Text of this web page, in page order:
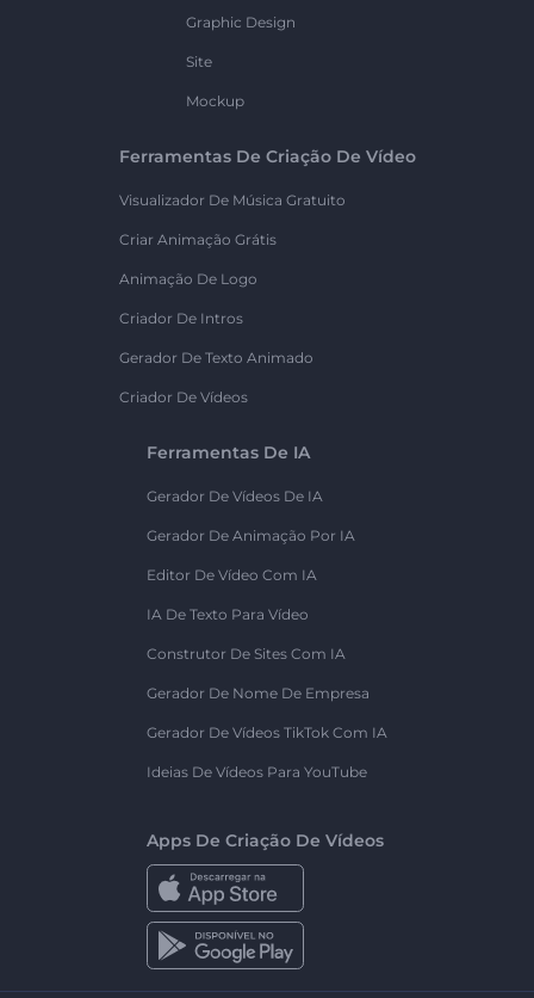
Graphic Design
Site
Mockup
Ferramentas De Criação De Vídeo
Visualizador De Música Gratuito
Criar Animação Grátis
Animação De Logo
Criador De Intros
Gerador De Texto Animado
Criador De Vídeos
Ferramentas De IA
Gerador De Vídeos De IA
Gerador De Animação Por IA
Editor De Vídeo Com IA
IA De Texto Para Vídeo
Construtor De Sites Com IA
Gerador De Nome De Empresa
Gerador De Vídeos TikTok Com IA
Ideias De Vídeos Para YouTube
Apps De Criação De Vídeos